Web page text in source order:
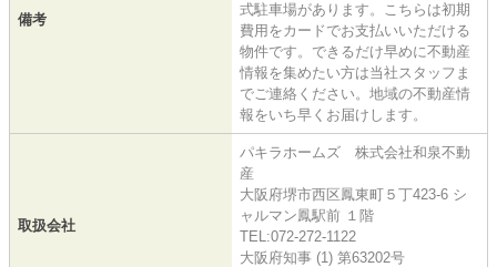
備考
式駐車場があります。こちらは初期
費用をカードでお支払いいただける
物件です。できるだけ早めに不動産
情報を集めたい方は当社スタッフま
でご連絡ください。地域の不動産情
報をいち早くお届けします。
取扱会社
パキラホームズ 株式会社和泉不動
産
大阪府堺市西区鳳東町５丁423-6 シ
ャルマン鳳駅前 １階
TEL:072-272-1122
大阪府知事 (1) 第63202号